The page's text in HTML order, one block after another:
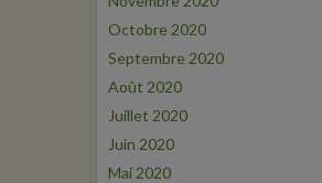
Octobre 2020
Septembre 2020
Août 2020
Juillet 2020
Juin 2020
Mai 2020